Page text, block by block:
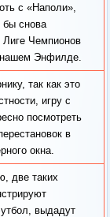
с «Наполи»,
бы снова
Чемпионов
Энфилде.
так как это
игру с
посмотреть
в
окна.
две таких
выдадут